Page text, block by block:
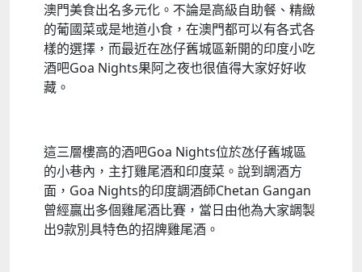
澳門美食出名多元化。不論是高級自助餐、精緻
的葡國菜或是地道小食，在澳門都可以有各式各
樣的選擇，而最近在氹仔舊城區新開的印度小吃
酒吧Goa Nights果阿之夜也很值得大家好好收
藏。
這三層樓高的酒吧Goa Nights位於氹仔舊城區
的小巷內，主打雞尾酒和印度菜。說到調酒方
面， Goa Nights的印度調酒師Chetan Gangan
曾經贏出多個雞尾酒比賽，當日由他為大家調製
出9款別具特色的招牌雞尾酒。